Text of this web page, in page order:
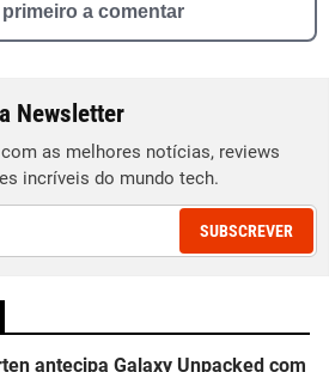
primeiro a comentar
Newsletter
as melhores notícias, reviews
incríveis do mundo tech.
SUBSCREVER
antecipa Galaxy Unpacked com